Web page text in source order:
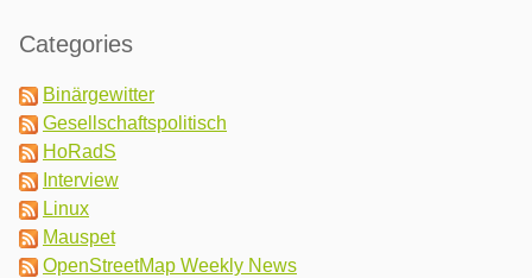
Categories
Binärgewitter
Gesellschaftspolitisch
HoRadS
Interview
Linux
Mauspet
OpenStreetMap Weekly News